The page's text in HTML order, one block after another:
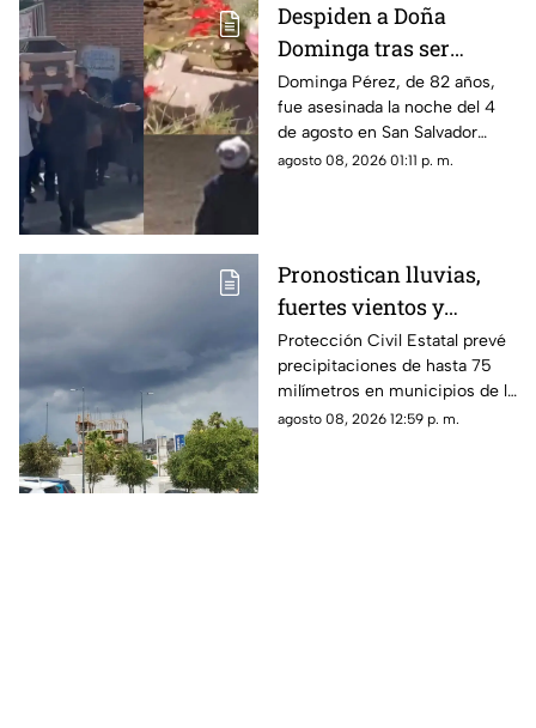
Despiden a Doña
Dominga tras ser
asesinada por 90 pesos
en Amozoc
Dominga Pérez, de 82 años,
fue asesinada la noche del 4
de agosto en San Salvador
Chachapa, Amozoc, Puebla,
agosto 08, 2026 01:11 p. m.
Pronostican lluvias,
fuertes vientos y
temperaturas de hasta
39°C para Chihuahua
Protección Civil Estatal prevé
precipitaciones de hasta 75
milímetros en municipios de la
zona suroeste, además de
agosto 08, 2026 12:59 p. m.